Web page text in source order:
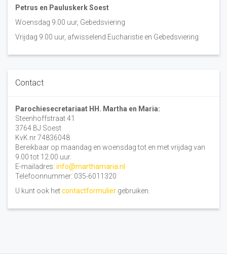
Petrus en Pauluskerk Soest
Woensdag 9.00 uur, Gebedsviering
Vrijdag 9.00 uur, afwisselend Eucharistie en Gebedsviering
Contact
Parochiesecretariaat HH. Martha en Maria:
Steenhoffstraat 41
3764 BJ Soest
KvK nr 74836048
Bereikbaar op maandag en woensdag tot en met vrijdag van
9.00 tot 12.00 uur.
E-mailadres: info@marthamaria.nl
Telefoonnummer: 035-6011320
U kunt ook hetcontactformulier gebruiken.